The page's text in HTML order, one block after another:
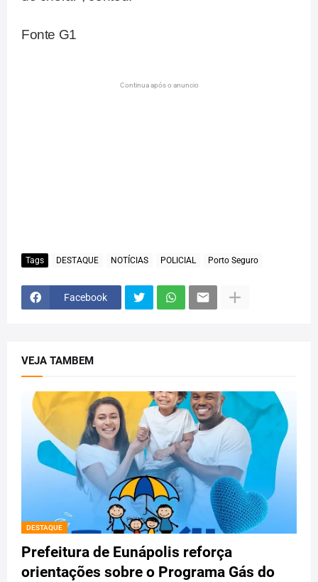
Fonte G1
Continua após o anuncio
Tags DESTAQUE NOTÍCIAS POLICIAL Porto Seguro
Facebook
VEJA TAMBEM
DESTAQUE
Prefeitura de Eunápolis reforça
orientações sobre o Programa Gás do